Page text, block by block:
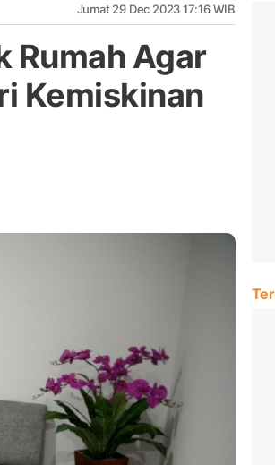
Jumat 29 Dec 2023 17:16 WIB
Rumah Agar
Kemiskinan